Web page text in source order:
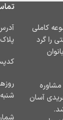
کاملی
را گرد
آسان
پلاک ۳۰ واحد ۲
کدپستی:
شنبه